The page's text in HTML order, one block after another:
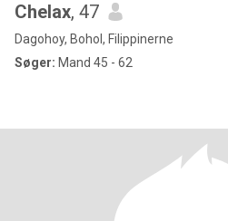
Chelax, 47
Dagohoy, Bohol, Filippinerne
Søger: Mand 45 - 62